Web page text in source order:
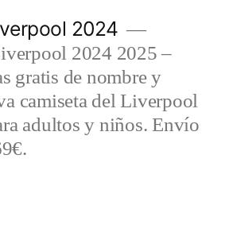
2024
2024 2025 –
gratis de nombre y
camiseta del Liverpool
adultos y niños. Envío